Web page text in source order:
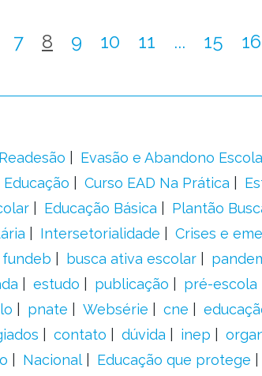
7 8 9 10 11 ... 15 16
Readesão Evasão e Abandono
Curso EAD Na Prática
Educação Básica
Plantão
Intersetorialidade Crises e
fundeb busca ativa escolar
estudo publicação pré-escola
pnate Websérie cne
contato dúvida inep
Nacional Educação que protege